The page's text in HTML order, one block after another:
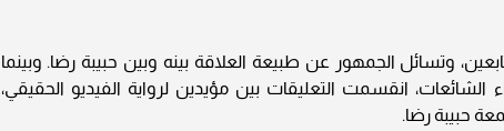
وتسائل الجمهور عن طبيعة العلاقة بينه وبين حبيبة رضا. وبينما
انقسمت التعليقات بين مؤيدين لرواية الفيديو الحقيقي،
حبيبة رضا.